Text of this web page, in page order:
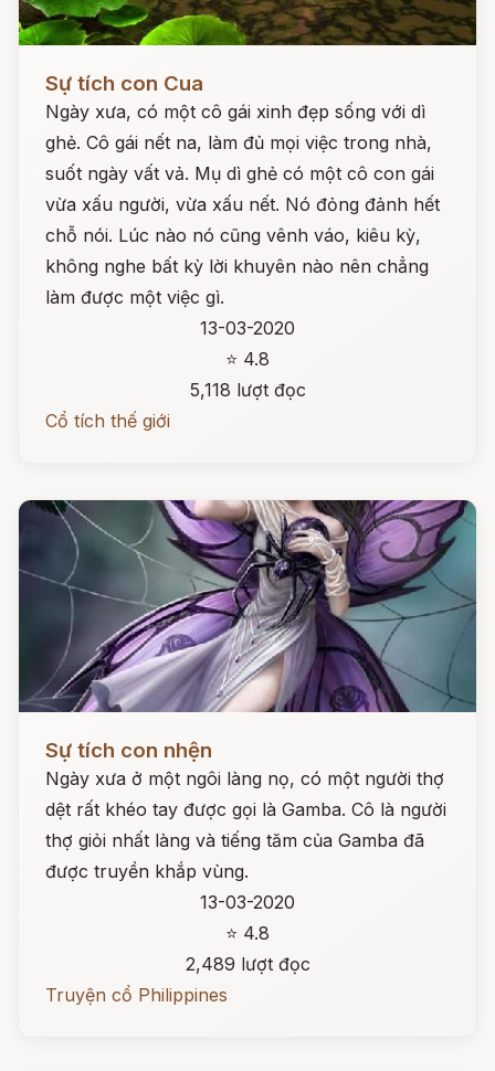
Sự tích con Cua
Ngày xưa, có một cô gái xinh đẹp sống với dì
ghẻ. Cô gái nết na, làm đủ mọi việc trong nhà,
suốt ngày vất vả. Mụ dì ghẻ có một cô con gái
vừa xấu người, vừa xấu nết. Nó đỏng đảnh hết
chỗ nói. Lúc nào nó cũng vênh váo, kiêu kỳ,
không nghe bất kỳ lời khuyên nào nên chẳng
làm được một việc gì.
13-03-2020
⭐ 4.8
5,118 lượt đọc
Cổ tích thế giới
Sự tích con nhện
Ngày xưa ở một ngôi làng nọ, có một người thợ
dệt rất khéo tay được gọi là Gamba. Cô là người
thợ giỏi nhất làng và tiếng tăm của Gamba đã
được truyền khắp vùng.
13-03-2020
⭐ 4.8
2,489 lượt đọc
Truyện cổ Philippines